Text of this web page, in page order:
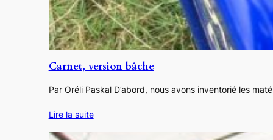
Carnet, version bâche
Par Oréli Paskal D’abord, nous avons inventorié les
Lire la suite